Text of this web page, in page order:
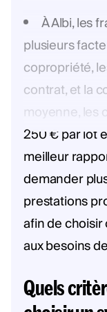
À Albi, les
plusieurs
copropriété,
contrat, et la
moyenne, les
250 € par lot
meilleur
demander
prestations
afin de
aux besoins
Quels